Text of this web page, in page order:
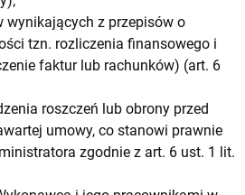
z przepisów o
tzn. rozliczenia finansowego i
faktur lub rachunków) (art. 6
roszczeń lub obrony przed
umowy, co stanowi prawnie
zgodnie z art. 6 ust. 1 lit.